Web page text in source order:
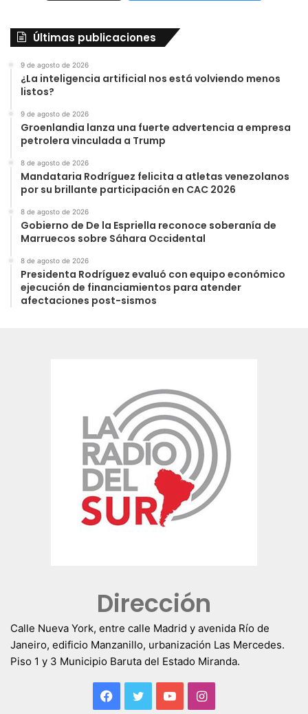
Últimas publicaciones
9 de agosto de 2026
¿La inteligencia artificial nos está volviendo menos
listos?
9 de agosto de 2026
Groenlandia lanza una fuerte advertencia a empresa
petrolera vinculada a Trump
8 de agosto de 2026
Mandataria Rodríguez felicita a atletas venezolanos
por su brillante participación en CAC 2026
8 de agosto de 2026
Gobierno de De la Espriella reconoce soberanía de
Marruecos sobre Sáhara Occidental
8 de agosto de 2026
Presidenta Rodríguez evaluó con equipo económico
ejecución de financiamientos para atender
afectaciones post-sismos
Dirección
Calle Nueva York, entre calle Madrid y avenida Río de
Janeiro, edificio Manzanillo, urbanización Las Mercedes.
Piso 1 y 3 Municipio Baruta del Estado Miranda.
Facebook
TwitterYouTubeInstagram